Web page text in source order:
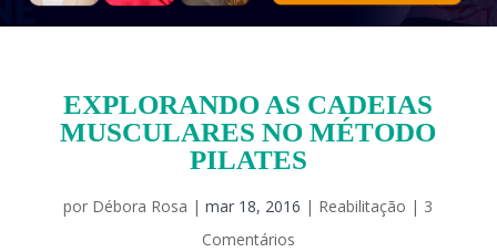
EXPLORANDO AS CADEIAS
MUSCULARES NO MÉTODO
PILATES
por Débora Rosa |mar 18, 2016 | Reabilitação | 3
Comentários